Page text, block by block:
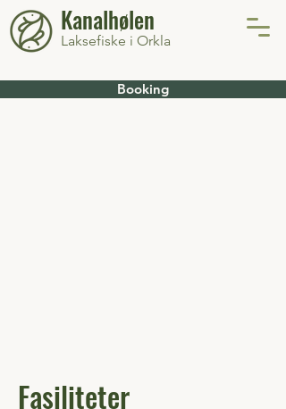
Kanalhølen
Laksefiske i Orkla
Booking
Fasiliteter